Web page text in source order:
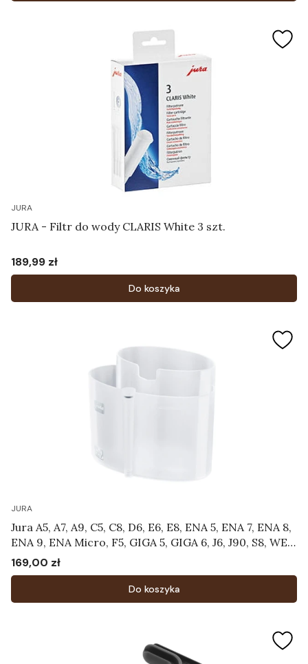
JURA
JURA - Filtr do wody CLARIS White 3 szt.
Cena
189,99 zł
Do koszyka
JURA
Jura A5, A7, A9, C5, C8, D6, E6, E8, ENA 5, ENA 7, ENA 8,
ENA 9, ENA Micro, F5, GIGA 5, GIGA 6, J6, J90, S8, WE8
- Pojemnik do czyszczenia systemu mlecznego
Art.24219
Cena
169,00 zł
Do koszyka